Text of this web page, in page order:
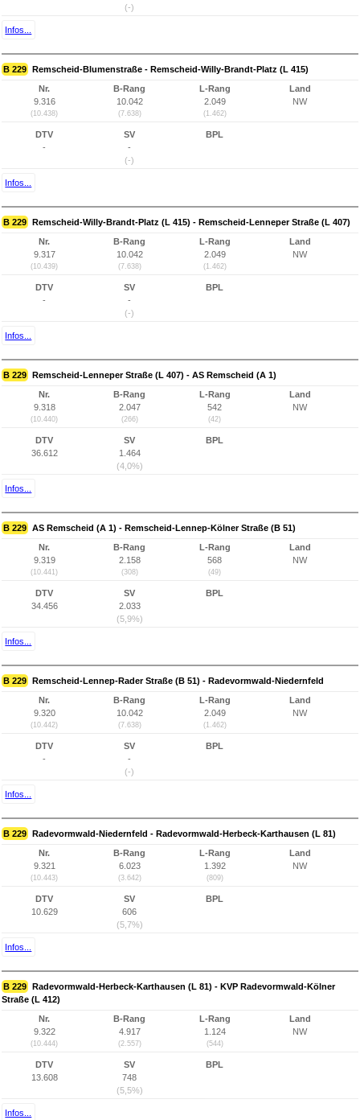
(-)
Infos...
B 229 Remscheid-Blumenstraße - Remscheid-Willy-Brandt-Platz (L 415)
Nr.
9.316
(10.438)
B-Rang
10.042
(7.638)
L-Rang
2.049
(1.462)
Land
NW
DTV
-
SV
-
(-)
BPL
Infos...
B 229 Remscheid-Willy-Brandt-Platz (L 415) - Remscheid-Lenneper Straße (L 407)
Nr.
9.317
(10.439)
B-Rang
10.042
(7.638)
L-Rang
2.049
(1.462)
Land
NW
DTV
-
SV
-
(-)
BPL
Infos...
B 229 Remscheid-Lenneper Straße (L 407) - AS Remscheid (A 1)
Nr.
9.318
(10.440)
B-Rang
2.047
(266)
L-Rang
542
(42)
Land
NW
DTV
36.612
SV
1.464
(4,0%)
BPL
Infos...
B 229 AS Remscheid (A 1) - Remscheid-Lennep-Kölner Straße (B 51)
Nr.
9.319
(10.441)
B-Rang
2.158
(308)
L-Rang
568
(49)
Land
NW
DTV
34.456
SV
2.033
(5,9%)
BPL
Infos...
B 229 Remscheid-Lennep-Rader Straße (B 51) - Radevormwald-Niedernfeld
Nr.
9.320
(10.442)
B-Rang
10.042
(7.638)
L-Rang
2.049
(1.462)
Land
NW
DTV
-
SV
-
(-)
BPL
Infos...
B 229 Radevormwald-Niedernfeld - Radevormwald-Herbeck-Karthausen (L 81)
Nr.
9.321
(10.443)
B-Rang
6.023
(3.642)
L-Rang
1.392
(809)
Land
NW
DTV
10.629
SV
606
(5,7%)
BPL
Infos...
B 229 Radevormwald-Herbeck-Karthausen (L 81) - KVP Radevormwald-Kölner
Straße (L 412)
Nr.
9.322
(10.444)
B-Rang
4.917
(2.557)
L-Rang
1.124
(544)
Land
NW
DTV
13.608
SV
748
(5,5%)
BPL
Infos...